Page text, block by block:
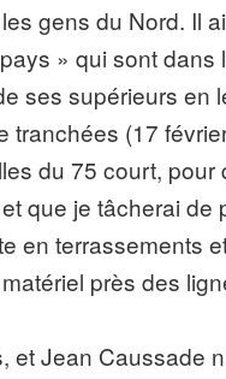
gens du Nord. Il
» qui sont dans
ses supérieurs en
tranchées (17
du 75 court,
que je tâcherai de
en terrassements
près des
Jean Caussade